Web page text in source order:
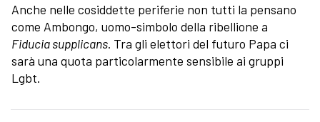
Anche nelle cosiddette periferie non tutti la pensano
come Ambongo, uomo-simbolo della ribellione a
Fiducia supplicans. Tra gli elettori del futuro Papa ci
sarà una quota particolarmente sensibile ai gruppi
Lgbt.